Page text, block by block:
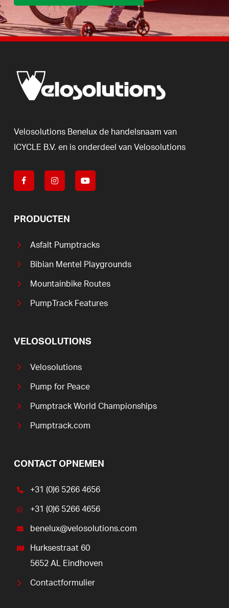
Velosolutions Benelux de handelsnaam van
ICYCLE B.V. en is onderdeel van Velosolutions
PRODUCTEN
Asfalt Pumptracks
Bibian Mentel Playgrounds
Mountainbike Routes
PumpTrack Features
VELOSOLUTIONS
Velosolutions
Pump for Peace
Pumptrack World Championships
Pumptrack.com
CONTACT OPNEMEN
+31 (0)6 5266 4656
+31 (0)6 5266 4656
benelux@velosolutions.com
Hurksestraat 60
5652 AL Eindhoven
Contactformulier